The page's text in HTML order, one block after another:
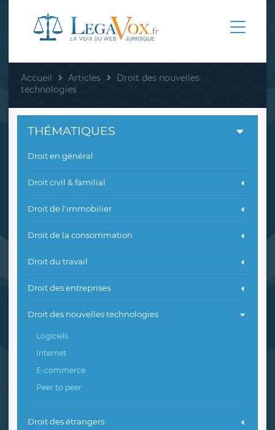
Accueil Articles
Droit des nouvelles
technologies
THÉMATIQUES
Droit en général
Droit civil & familial
Droit de l'immobilier
Droit de la consommation
Droit du travail
Droit des entreprises
Droit des nouvelles technologies
Logiciels
Internet
E-commerce
Peer to peer
Droit des étrangers